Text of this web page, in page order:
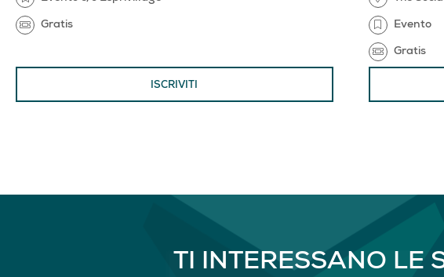
Gratis
ISCRIVITI
Evento
Gratis
TI INTERESSANO LE